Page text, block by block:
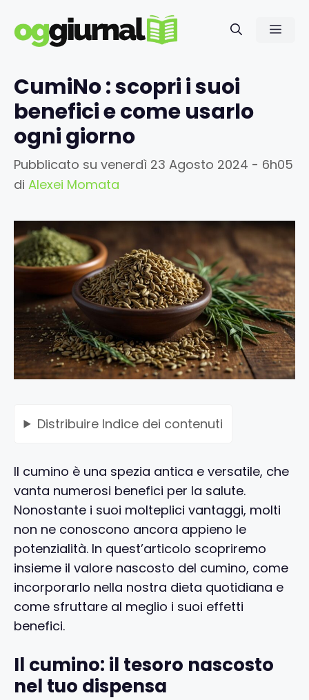
contenuto
CumiNo : scopri i suoi
benefici e come usarlo
ogni giorno
Pubblicato su venerdì 23 Agosto 2024 - 6h05
di Alexei Momata
Distribuire Indice dei contenuti
Il cumino è una spezia antica e versatile, che
vanta numerosi benefici per la salute.
Nonostante i suoi molteplici vantaggi, molti
non ne conoscono ancora appieno le
potenzialità. In quest’articolo scopriremo
insieme il valore nascosto del cumino, come
incorporarlo nella nostra dieta quotidiana e
come sfruttare al meglio i suoi effetti
benefici.
Il cumino: il tesoro nascosto
nel tuo dispensa